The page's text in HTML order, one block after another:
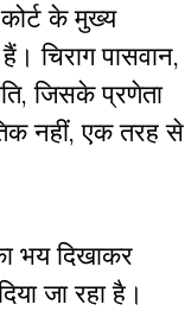
के मुख्य
चिराग पासवान,
जिसके प्रणेता
नहीं, एक तरह से
भय दिखाकर
जा रहा है।